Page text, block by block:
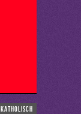
katholisch